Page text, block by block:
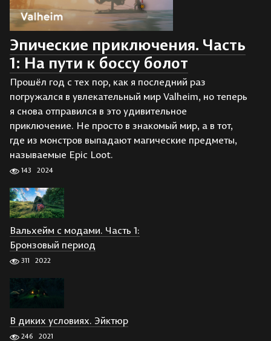
Эпические приключения. Часть
1: На пути к боссу болот
Прошёл год с тех пор, как я последний раз
погружался в увлекательный мир Valheim, но теперь
я снова отправился в это удивительное
приключение. Не просто в знакомый мир, а в тот,
где из монстров выпадают магические предметы,
называемые Epic Loot.
143 2024
Вальхейм с модами. Часть 1:
Бронзовый период
311 2022
В диких условиях. Эйктюр
246 2021